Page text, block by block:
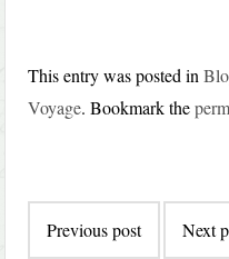
This entry was posted in
Voyage. Bookmark the
navigation
Previous post Next